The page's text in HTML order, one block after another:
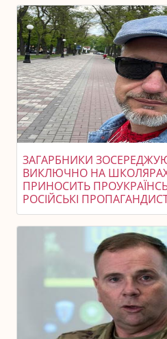
ЗАГАРБНИКИ
ВИКЛЮЧНО НА
ПРИНОСИТЬ
РОСІЙСЬКІ